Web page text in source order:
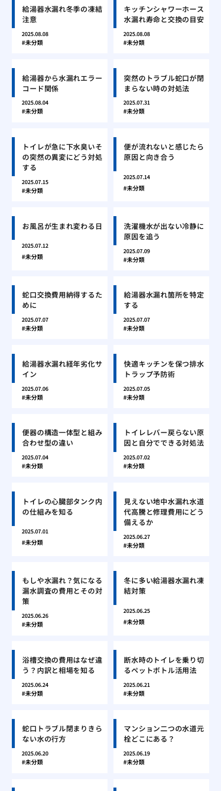
給湯器水漏れ冬季の凍結
注意
2025.08.08
未分類
キッチンシャワーホース
水漏れ寿命と交換の目安
2025.08.08
未分類
給湯器から水漏れエラー
コード関係
2025.08.04
未分類
突然のトラブル蛇口が閉
まらない時の対処法
2025.07.31
未分類
トイレが急に下水臭いそ
の突然の異変にどう対処
する
2025.07.15
未分類
便が流れないと感じたら
原因と向き合う
2025.07.14
未分類
お風呂が生まれ変わる日
2025.07.12
未分類
洗濯機水が出ない冷静に
原因を追う
2025.07.09
未分類
蛇口交換費用納得するた
めに
2025.07.07
未分類
給湯器水漏れ箇所を特定
する
2025.07.07
未分類
給湯器水漏れ経年劣化サ
イン
2025.07.06
未分類
快適キッチンを保つ排水
トラップ予防術
2025.07.05
未分類
便器の構造一体型と組み
合わせ型の違い
2025.07.04
未分類
トイレレバー戻らない原
因と自分でできる対処法
2025.07.02
未分類
トイレの心臓部タンク内
の仕組みを知る
2025.07.01
未分類
見えない地中水漏れ水道
代高騰と修理費用にどう
備えるか
2025.06.27
未分類
もしや水漏れ？気になる
漏水調査の費用とその対
策
2025.06.26
未分類
冬に多い給湯器水漏れ凍
結対策
2025.06.25
未分類
浴槽交換の費用はなぜ違
う？内訳と相場を知る
2025.06.24
未分類
断水時のトイレを乗り切
るペットボトル活用法
2025.06.21
未分類
蛇口トラブル閉まりきら
ない水の行方
2025.06.20
未分類
マンション二つの水道元
栓どこにある？
2025.06.19
未分類